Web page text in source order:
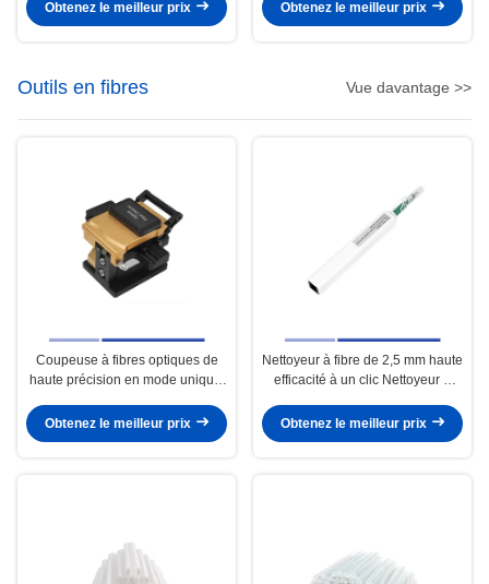
Obtenez le meilleur prix Obtenez le meilleur prix
Outils en fibres Vue davantage >>
Coupeuse à fibres optiques de
haute précision en mode unique,
Obtenez le meilleur prix
Nettoyeur à fibre de 2,5 mm haute
efficacité à un clic Nettoyeur à
Obtenez le meilleur prix